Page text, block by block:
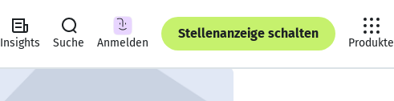
Insights Suche Anmelden
Stellenanzeige schalten
Produkte